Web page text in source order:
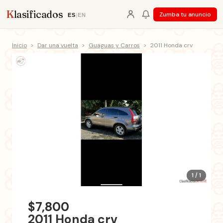
Klasificados ES| EN Zumba tu anuncio
Inicio > Dar una vuelta > Guaguas y Carros > 2011 Honda crv
1 / 1
$7,800
2011 Honda crv